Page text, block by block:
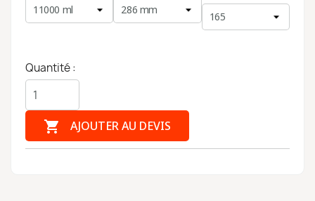
Quantité :
 AJOUTER AU DEVIS